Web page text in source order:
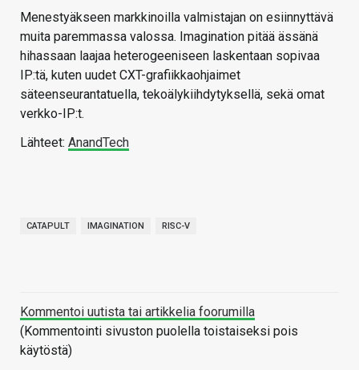
Menestyäkseen markkinoilla valmistajan on esiinnyttävä
muita paremmassa valossa. Imagination pitää ässänä
hihassaan laajaa heterogeeniseen laskentaan sopivaa
IP:tä, kuten uudet CXT-grafiikkaohjaimet
säteenseurantatuella, tekoälykiihdytyksellä, sekä omat
verkko-IP:t.
Lähteet: AnandTech
CATAPULT IMAGINATION RISC-V
Kommentoi uutista tai artikkelia foorumilla
(Kommentointi sivuston puolella toistaiseksi pois
käytöstä)